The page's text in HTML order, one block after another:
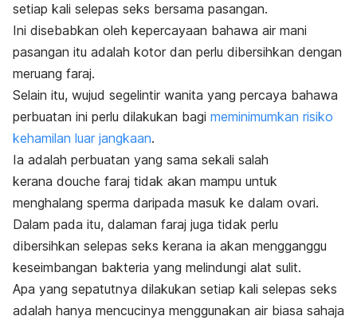
setiap kali selepas seks bersama pasangan.
Ini disebabkan oleh kepercayaan bahawa air mani
pasangan itu adalah kotor dan perlu dibersihkan dengan
meruang faraj.
Selain itu, wujud segelintir wanita yang percaya bahawa
perbuatan ini perlu dilakukan bagi meminimumkan risiko
kehamilan luar jangkaan.
Ia adalah perbuatan yang sama sekali salah
kerana douche faraj tidak akan mampu untuk
menghalang sperma daripada masuk ke dalam ovari.
Dalam pada itu, dalaman faraj juga tidak perlu
dibersihkan selepas seks kerana ia akan mengganggu
keseimbangan bakteria yang melindungi alat sulit.
Apa yang sepatutnya dilakukan setiap kali selepas seks
adalah hanya mencucinya menggunakan air biasa sahaja